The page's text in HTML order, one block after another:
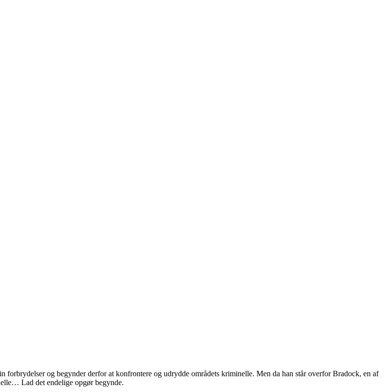
forbrydelser og begynder derfor at konfrontere og udrydde områdets kriminelle. Men da han står overfor Bradock, en af
Lad det endelige opgør begynde.